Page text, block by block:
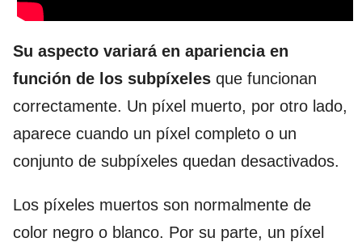
Su aspecto variará en apariencia en
función de los subpíxeles que funcionan
correctamente. Un píxel muerto, por otro lado,
aparece cuando un píxel completo o un
conjunto de subpíxeles quedan desactivados.
Los píxeles muertos son normalmente de
color negro o blanco. Por su parte, un píxel